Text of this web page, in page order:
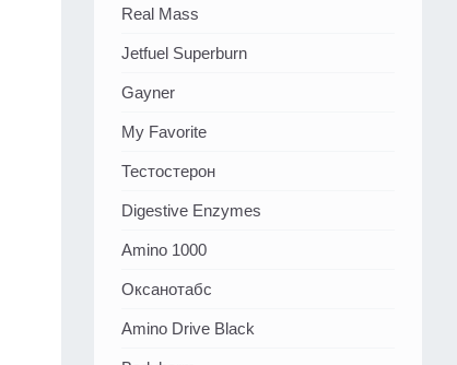
Real Mass
Jetfuel Superburn
Gayner
My Favorite
Тестостерон
Digestive Enzymes
Amino 1000
Оксанотабс
Amino Drive Black